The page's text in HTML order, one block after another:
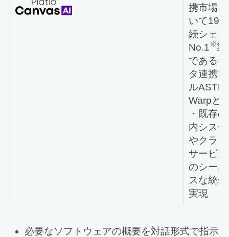
携市場
いて19
続シェア
No.1※製
である
タ連携
ル
Warpと
・既存
内シス
やクラ
サービ
のシー
スな統
実現
必要なソフトウェアの概要を対話形式で指示